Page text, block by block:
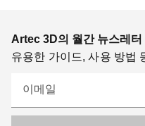
Artec 3D의 월간 뉴스레터
유용한 가이드, 사용 방법
이메일